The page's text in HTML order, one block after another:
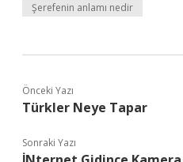
Şerefenin anlamı nedir
Önceki Yazı
Türkler Neye Tapar
Sonraki Yazı